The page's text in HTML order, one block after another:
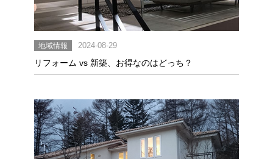
地域情報 2024-08-29
リフォーム vs 新築、お得なのはどっち？